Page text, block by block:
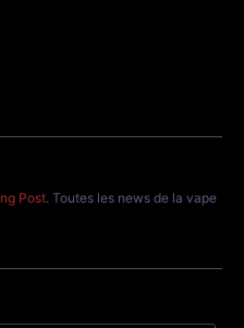
Post. Toutes les news de la vape